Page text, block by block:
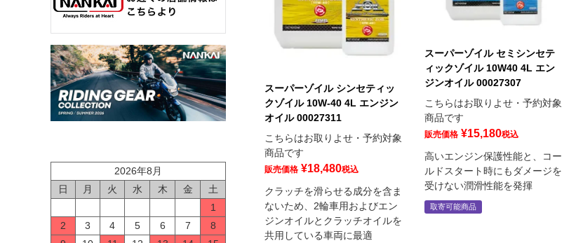
2026年8月
日
月 火 水 木 金
土
1
2
3 4 5 6 7
8
スーパーゾイル シンセティッ
クゾイル 10W-40 4L エンジン
オイル 00027311
こちらはお取りよせ・予約対象
商品です
販売価格 ¥18,480税込
クラッチを滑らせる成分を含ま
ないため、2輪車用およびエン
ジンオイルとクラッチオイルを
共用している車両に最適
スーパーゾイル セミシンセテ
ィックゾイル 10W40 4L エン
ジンオイル 00027307
こちらはお取りよせ・予約対象
商品です
販売価格 ¥15,180税込
高いエンジン保護性能と、コー
ルドスタート時にもダメージを
受けない潤滑性能を発揮
取寄可能商品